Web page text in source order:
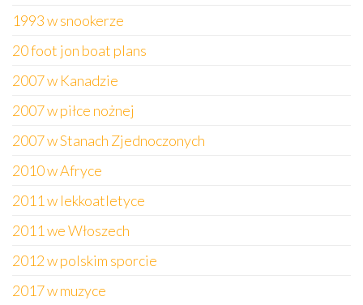
1993 w snookerze
20 foot jon boat plans
2007 w Kanadzie
2007 w piłce nożnej
2007 w Stanach Zjednoczonych
2010 w Afryce
2011 w lekkoatletyce
2011 we Włoszech
2012 w polskim sporcie
2017 w muzyce